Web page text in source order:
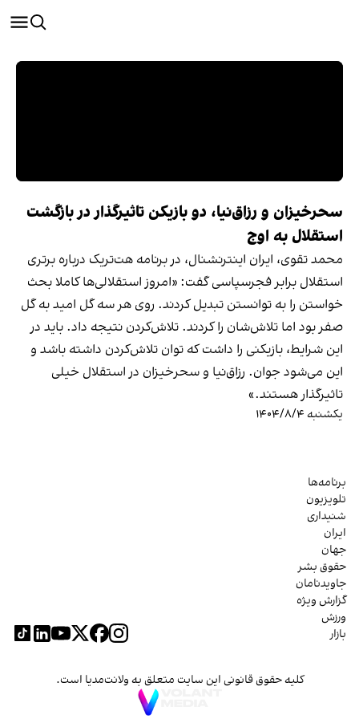
سحرخیزان و رزاق‌نیا، دو بازیکن تاثیرگذار در بازگشت
استقلال به اوج
محمد تقوی، ایران اینترنشنال، در برنامه هت‌تریک درباره برتری
استقلال برابر فجرسپاسی گفت: «امروز استقلالی‌ها کاملا بحث
خواستن را به توانستن تبدیل کردند. روی هر سه گل امید به گل
صفر بود اما تلاش‌شان را کردند. تلاش‌کردن نتیجه داد. باید در
این شرایط، بازیکنی را داشت که توان تلاش‌کردن داشته باشد و
این می‌شود جوان. رزاق‌نیا و سحرخیزان در استقلال خیلی
تاثیرگذار هستند.»
یکشنبه ۱۴۰۴/۸/۴
برنامه‌ها
تلویزیون
شنیداری
ایران
جهان
حقوق بشر
جاویدنامان
گزارش ویژه
ورزش
بازار
کلیه حقوق قانونی این سایت متعلق به ولانت‌مدیا است.